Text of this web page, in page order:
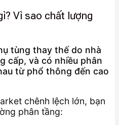
Vì sao chất lượng
tùng thay thế do nhà
cấp, và có nhiều phân
từ phổ thông đến cao
chênh lệch lớn, bạn
phân tầng: